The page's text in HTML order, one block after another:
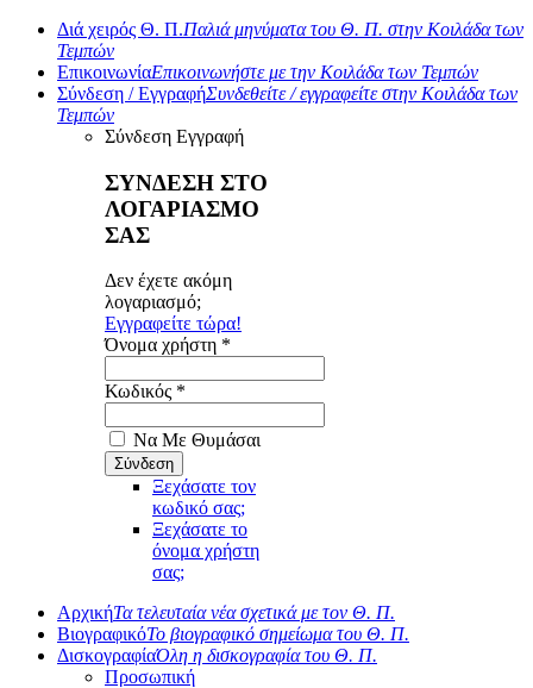
Διά χειρός Θ. Π.Παλιά μηνύματα του Θ. Π. στην Κοιλάδα των
Τεμπών
ΕπικοινωνίαΕπικοινωνήστε με την Κοιλάδα των Τεμπών
Σύνδεση / ΕγγραφήΣυνδεθείτε / εγγραφείτε στην Κοιλάδα των
Τεμπών
Σύνδεση Εγγραφή
ΣΥΝΔΕΣΗ ΣΤΟ
ΛΟΓΑΡΙΑΣΜΟ
ΣΑΣ
Δεν έχετε ακόμη
λογαριασμό;
Εγγραφείτε τώρα!
Όνομα χρήστη *
Κωδικός *
Να Με Θυμάσαι
Ξεχάσατε τον
κωδικό σας;
Ξεχάσατε το
όνομα χρήστη
σας;
ΑρχικήΤα τελευταία νέα σχετικά με τον Θ. Π.
ΒιογραφικόΤο βιογραφικό σημείωμα του Θ. Π.
ΔισκογραφίαΌλη η δισκογραφία του Θ. Π.
Προσωπική